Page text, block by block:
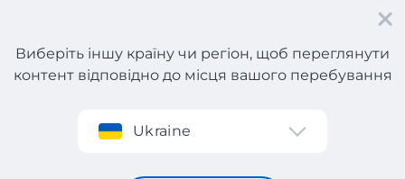
Реєстрація
Виберіть іншу країну чи регіон, щоб переглянути
контент відповідно до місця вашого перебування
Ukraine
Bed Bath & Beyond